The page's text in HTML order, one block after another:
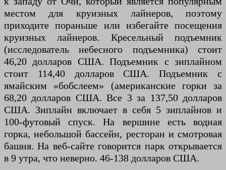
местом для круизных лайнеров, поэтому
приходите пораньше или избегайте посещения
круизных лайнеров. Кресельный подъемник
(исследователь небесного подъемника) стоит
46,20 долларов США. Подъемник с зиплайном
стоит 114,40 долларов США. Подъемник с
ямайским «бобслеем» (американские горки за
68,20 долларов США. Все 3 за 137,50 долларов
США. Зиплайн включает в себя 5 зиплайнов и
100-футовый спуск. На вершине есть водная
горка, небольшой бассейн, ресторан и смотровая
башня. На веб-сайте говорится парк открывается
в 9 утра, что неверно. 46-138 долларов США.